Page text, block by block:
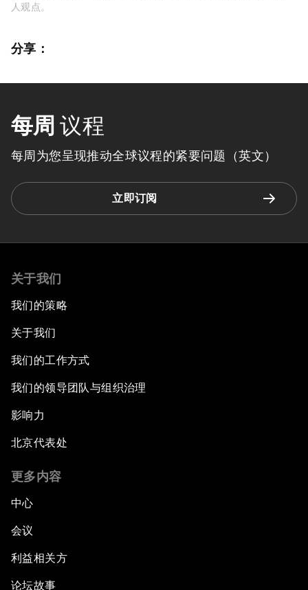
人观点。
分享：
每周 议程
每周为您呈现推动全球议程的紧要问题（英文）
立即订阅
关于我们
我们的策略
关于我们
我们的工作方式
我们的领导团队与组织治理
影响力
北京代表处
更多内容
中心
会议
利益相关方
论坛故事